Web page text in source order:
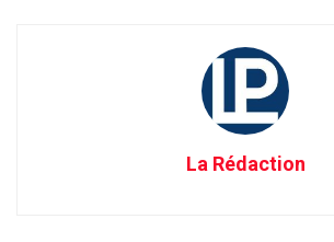
La Rédaction